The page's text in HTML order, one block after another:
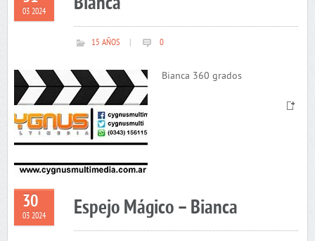
03 2024
15 AÑOS 0
Bianca 360 grados
30
03 2024 Espejo Mágico – Bianca